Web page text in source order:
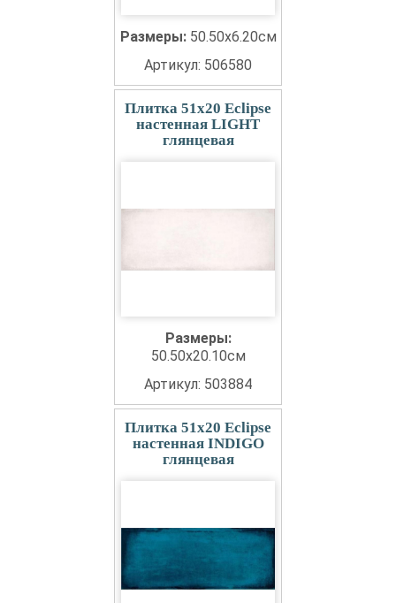
Размеры: 50.50x6.20см
Артикул: 506580
Плитка 51x20 Eclipse
настенная LIGHT
глянцевая
Размеры:
50.50x20.10см
Артикул: 503884
Плитка 51x20 Eclipse
настенная INDIGO
глянцевая